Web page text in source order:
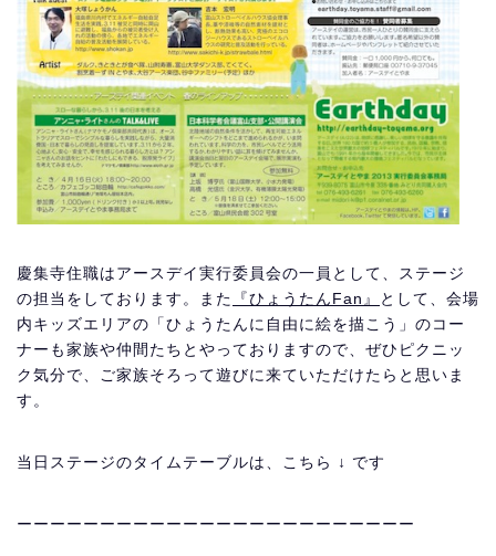
慶集寺住職はアースデイ実行委員会の一員として、ステージ
の担当をしております。また
『ひょうたんFan』
として、会場
内キッズエリアの「ひょうたんに自由に絵を描こう」のコー
ナーも家族や仲間たちとやっておりますので、ぜひピクニッ
ク気分で、ご家族そろって遊びに来ていただけたらと思いま
す。
当日ステージのタイムテーブルは、こちら ↓ です
ーーーーーーーーーーーーーーーーーーーーーーーー